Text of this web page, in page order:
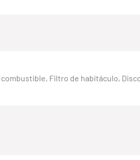
Filtro de habitáculo,